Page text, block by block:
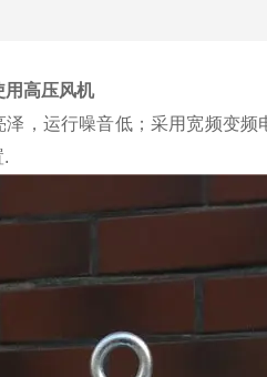
用高压风机
，运行噪音低；采用宽频变频
.